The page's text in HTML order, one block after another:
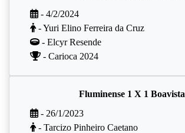
- 4/2/2024
- Yuri Elino Ferreira da Cruz
- Elcyr Resende
- Carioca 2024
Fluminense 1 X 1 Boavista
- 26/1/2023
- Tarcizo Pinheiro Caetano